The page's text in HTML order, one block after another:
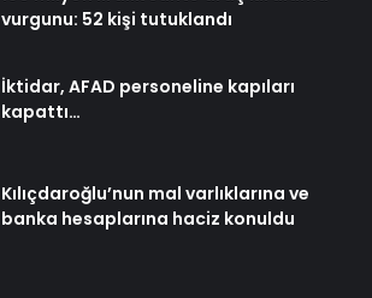
vurgunu: 52 kişi tutuklandı
İktidar, AFAD personeline kapıları
kapattı…
Kılıçdaroğlu’nun mal varlıklarına ve
banka hesaplarına haciz konuldu